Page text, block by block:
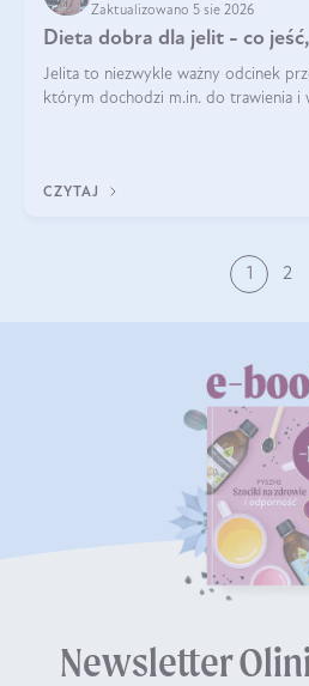
Zaktualizowano 5 sie 2026
Dieta dobra dla jelit - co
Jelita to niezwykle ważny odcinek
którym dochodzi m.in. do trawienia i
CZYTAJ
1 2
Newsletter